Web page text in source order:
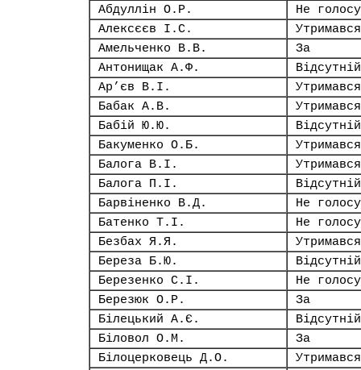
Абдуллін О.Р.
Не
Алексєєв І.С.
Утримався
Амельченко В.В.
За
Антонищак А.Ф.
Відсутній
Ар’єв В.І.
Утримався
Бабак А.В.
Утримався
Бабій Ю.Ю.
Відсутній
Бакуменко О.Б.
Утримався
Балога В.І.
Утримався
Балога П.І.
Відсутній
Барвіненко В.Д.
Не
Батенко Т.І.
Не
Безбах Я.Я.
Утримався
Береза Б.Ю.
Відсутній
Березенко С.І.
Не
Березюк О.Р.
За
Білецький А.Є.
Відсутній
Біловол О.М.
За
Білоцерковець Д.О.
Утримався